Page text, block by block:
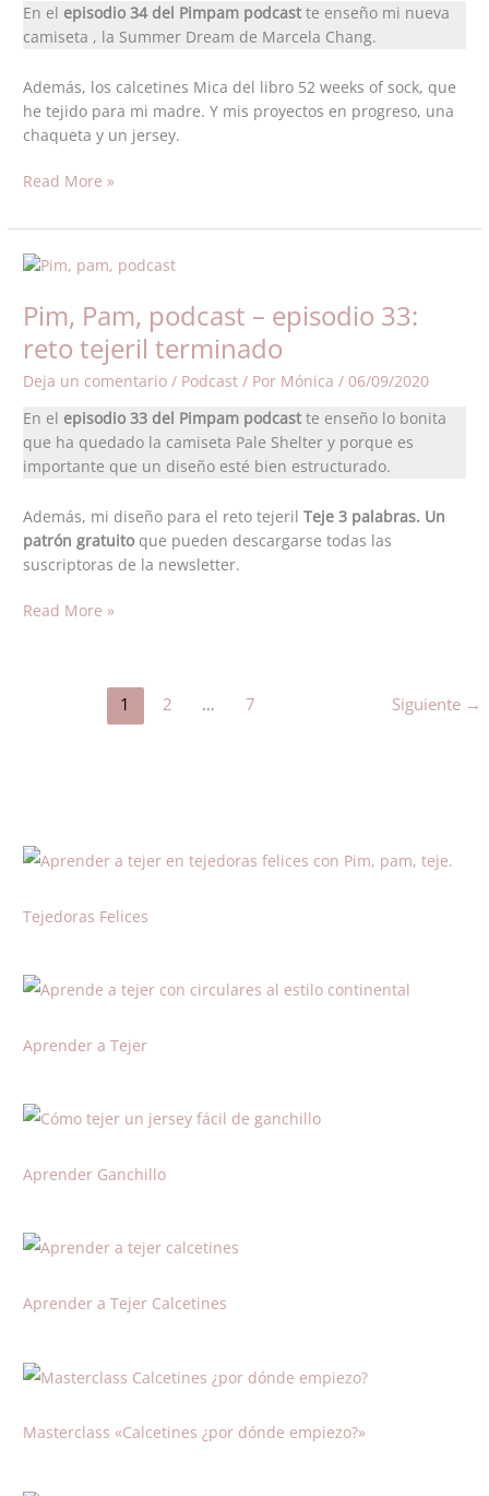
En el episodio 34 del Pimpam podcastte enseño mi nueva
camiseta , la Summer Dream de Marcela Chang.
Además, los calcetines Mica del libro 52 weeks of sock, que
he tejido para mi madre. Y mis proyectos en progreso, una
chaqueta y un jersey.
nueva
camiseta
Read More »
Pim, Pam, podcast – episodio 33:
reto tejeril terminado
Deja un comentario / Podcast / Por Mónica/06/09/2020
En el episodio 33 del Pimpam podcastte enseño lo bonita
que ha quedado la camiseta Pale Shelter y porque es
importante que un diseño esté bien estructurado.
Además, mi diseño para el reto tejerilTeje 3 palabras. Un
patrón gratuitoque pueden descargarse todas las
suscriptoras de la newsletter.
Pim,
podcast
episodio
33:
tejeril
terminado
Read More »
1 2 … 7 Siguiente →
Tejedoras Felices
Aprender a Tejer
Aprender Ganchillo
Aprender a Tejer Calcetines
Masterclass «Calcetines ¿por dónde empiezo?»